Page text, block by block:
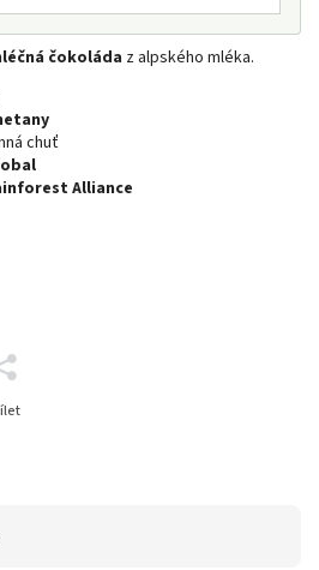
čokoláda z alpského mléka.
chuť
Alliance